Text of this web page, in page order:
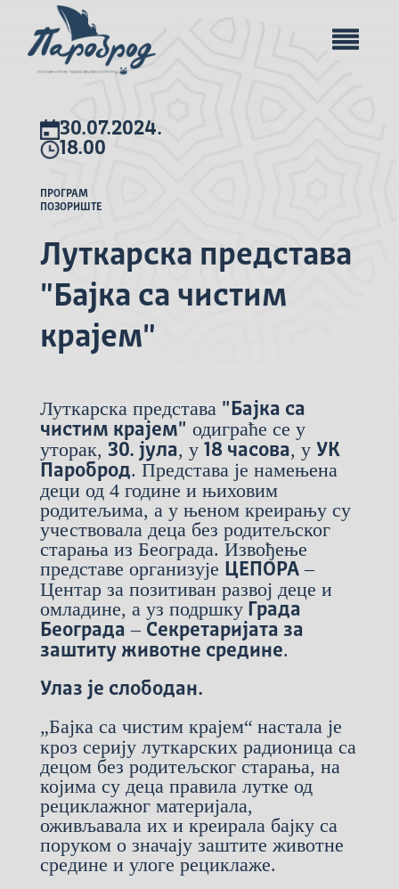
30.07.2024.
18.00
ПРОГРАМ
ПОЗОРИШТЕ
Луткарска представа
"Бајка са чистим
крајем"
Луткарска представа "Бајка са
чистим крајем" одиграће се у
уторак, 30. јула, у 18 часова, у УК
Пароброд. Представа је намењена
деци од 4 године и њиховим
родитељима, а у њеном креирању су
учествовала деца без родитељског
старања из Београда. Извођење
представе организује ЦЕПОРА–
Центар за позитиван развој деце и
омладине, а уз подршкуГрада
Београда – Секретаријата за
заштиту животне средине.
Улаз је слободан.
„Бајка са чистим крајем“ настала је
кроз серију луткарских радионица са
децом без родитељског старања, на
којима су деца правила лутке од
рециклажног материјала,
оживљавала их и креирала бајку са
поруком о значају заштите животне
средине и улоге рециклаже.